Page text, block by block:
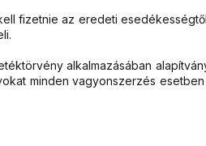
fizetnie az eredeti
alkalmazásában
minden vagyonszerzés